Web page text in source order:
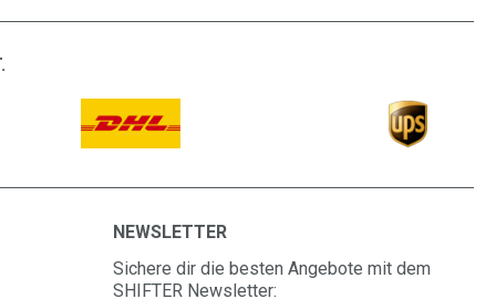
NEWSLETTER
Sichere dir die besten Angebote mit dem
SHIFTER Newsletter: